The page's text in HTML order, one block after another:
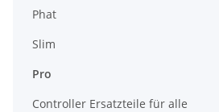
Phat
Slim
Pro
Controller Ersatzteile für alle